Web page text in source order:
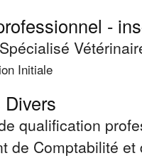
-
Initiale
qualification
de Comptabilité et